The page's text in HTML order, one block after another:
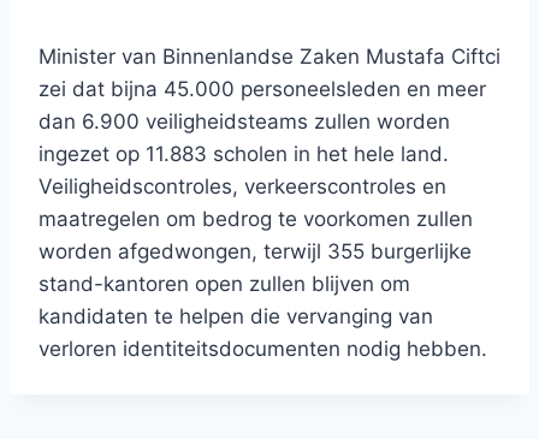
Minister van Binnenlandse Zaken Mustafa Ciftci
zei dat bijna 45.000 personeelsleden en meer
dan 6.900 veiligheidsteams zullen worden
ingezet op 11.883 scholen in het hele land.
Veiligheidscontroles, verkeerscontroles en
maatregelen om bedrog te voorkomen zullen
worden afgedwongen, terwijl 355 burgerlijke
stand-kantoren open zullen blijven om
kandidaten te helpen die vervanging van
verloren identiteitsdocumenten nodig hebben.